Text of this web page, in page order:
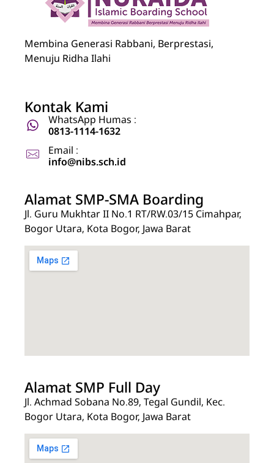
Nuraida Islamic Boarding School
Membina Generasi Rabbani, Berprestasi,
Menuju Ridha Ilahi
Kontak Kami
WhatsApp Humas :
0813-1114-1632
Email :
info@nibs.sch.id
Alamat SMP-SMA Boarding
Jl. Guru Mukhtar II No.1 RT/RW.03/15 Cimahpar,
Bogor Utara, Kota Bogor, Jawa Barat
Alamat SMP Full Day
Jl. Achmad Sobana No.89, Tegal Gundil, Kec.
Bogor Utara, Kota Bogor, Jawa Barat